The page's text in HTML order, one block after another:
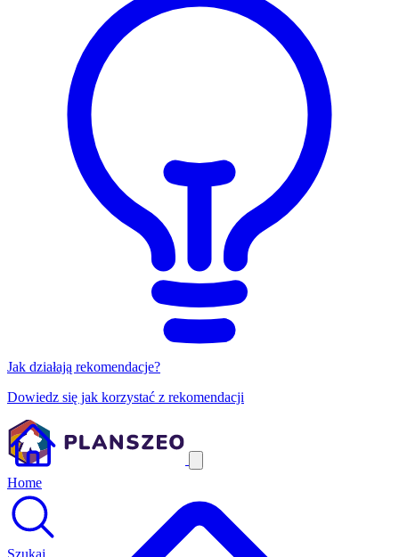
Jak działają rekomendacje?
Dowiedz się jak korzystać z rekomendacji
Home
Szukaj